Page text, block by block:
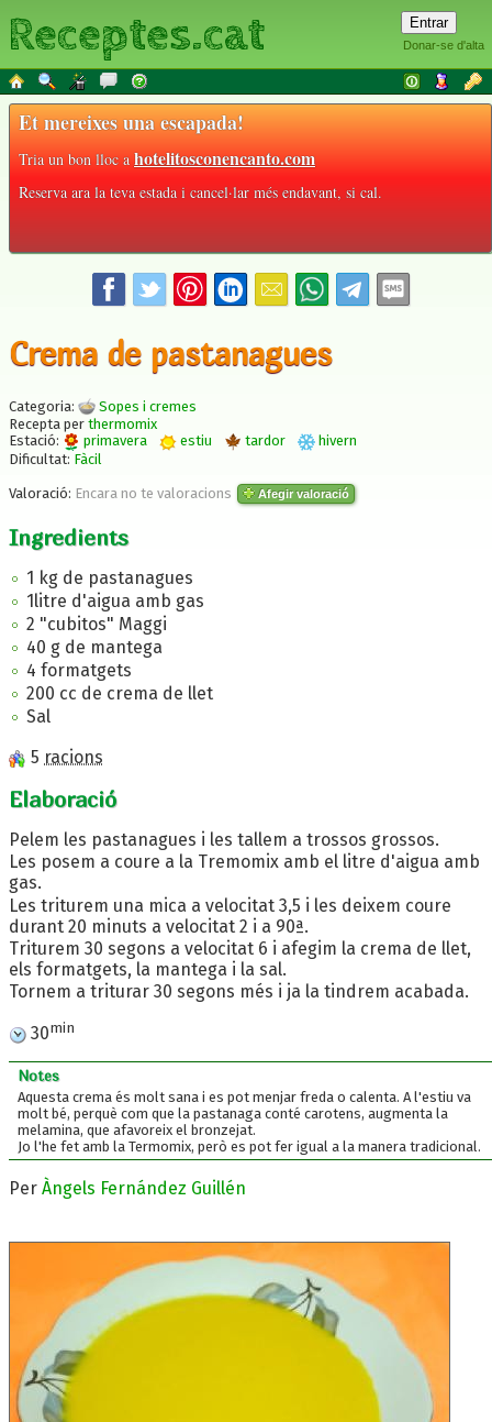
Donar-se d'alta
Receptes.cat
Et mereixes una escapada!
Tria un bon lloc ahotelitosconencanto.com
Reserva ara la teva estada i cancel·lar més endavant, si cal.
Crema de pastanagues
Categoria:
Sopes i cremes
Recepta per thermomix
Estació:
primavera estiu tardor
hivern
Dificultat: Fàcil
Valoració: Encara no te valoracions Afegir valoració
Ingredients
1 kg de pastanagues
1litre d'aigua amb gas
2 "cubitos" Maggi
40 g de mantega
4 formatgets
200 cc de crema de llet
Sal
5 racions
Elaboració
Pelem les pastanagues i les tallem a trossos grossos.
Les posem a coure a la Tremomix amb el litre d'aigua amb
gas.
Les triturem una mica a velocitat 3,5 i les deixem coure
durant 20 minuts a velocitat 2 i a 90ª.
Triturem 30 segons a velocitat 6 i afegim la crema de llet,
els formatgets, la mantega i la sal.
Tornem a triturar 30 segons més i ja la tindrem acabada.
30min
Notes
Aquesta crema és molt sana i es pot menjar freda o calenta. A l'estiu va
molt bé, perquè com que la pastanaga conté carotens, augmenta la
melamina, que afavoreix el bronzejat.
Jo l'he fet amb la Termomix, però es pot fer igual a la manera tradicional.
Per Àngels Fernández Guillén